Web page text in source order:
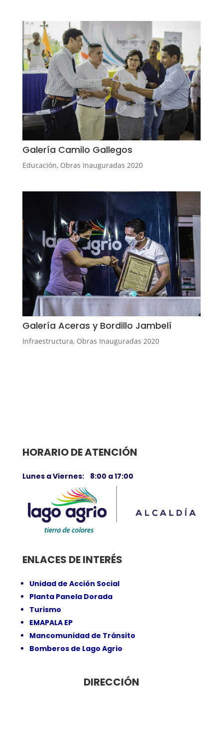
Galería Camilo Gallegos
Educación, Obras Inauguradas 2020
Galería Aceras y Bordillo Jambelí
Infraestructura, Obras Inauguradas 2020
HORARIO DE ATENCIÓN
Lunes a Viernes: 8:00 a 17:00
ENLACES DE INTERÉS
Unidad de Acción Social
Planta Panela Dorada
Turismo
EMAPALA EP
Mancomunidad de Tránsito
Bomberos de Lago Agrio
DIRECCIÓN